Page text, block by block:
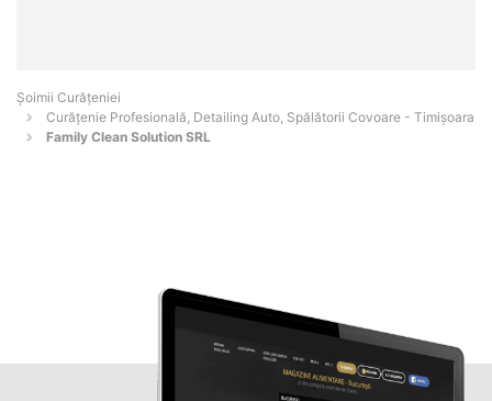
Șoimii Curățeniei
Curățenie Profesională, Detailing Auto, Spălătorii Covoare - Timişoara
Family Clean Solution SRL